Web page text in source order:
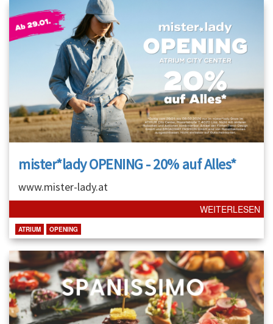
mister*lady OPENING - 20% auf Alles*
www.mister-lady.at
WEITERLESEN
ATRIUM OPENING